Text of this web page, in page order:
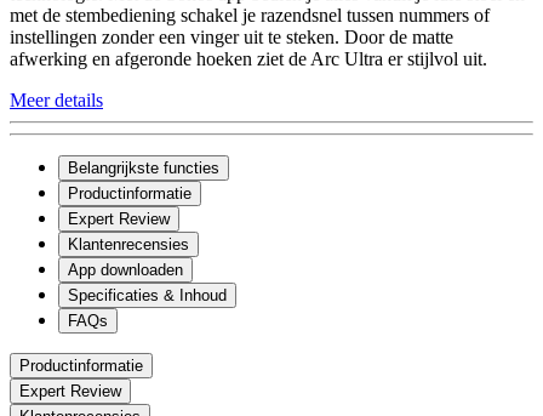
met de stembediening schakel je razendsnel tussen nummers of
instellingen zonder een vinger uit te steken. Door de matte
afwerking en afgeronde hoeken ziet de Arc Ultra er stijlvol uit.
Meer details
Belangrijkste functies
Productinformatie
Expert Review
Klantenrecensies
App downloaden
Specificaties & Inhoud
FAQs
Productinformatie
Expert Review